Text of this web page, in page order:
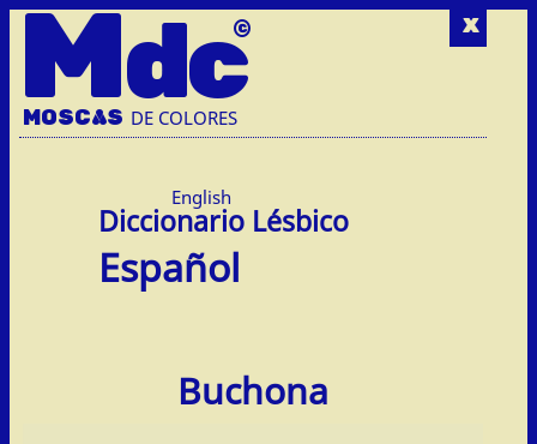
x
Mdc
MOSCAS DE COLORES
English
Español
Buchona